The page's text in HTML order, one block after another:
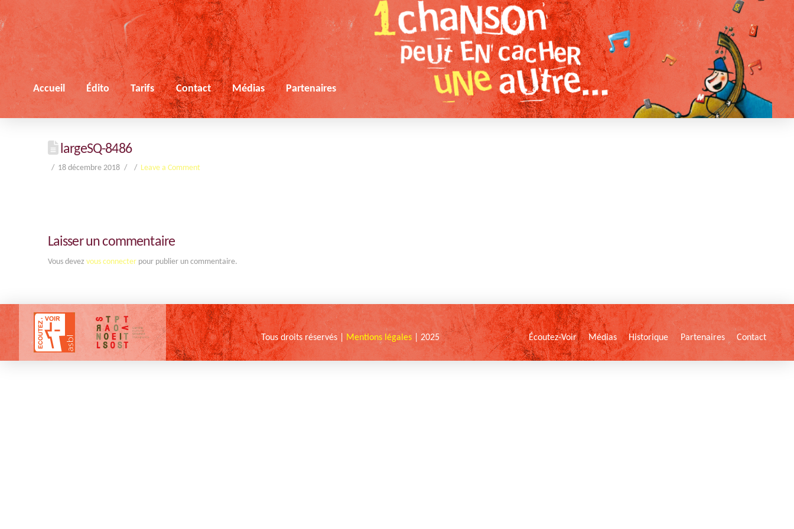
Accueil Édito Tarifs Contact Médias Partenaires
largeSQ-8486
18 décembre 2018 Leave a Comment
Laisser un commentaire
Vous devez vous connecterpour publier un commentaire.
Tous droits réservés | Mentions légales | 2025 Écoutez-Voir Médias Historique Partenaires Contact